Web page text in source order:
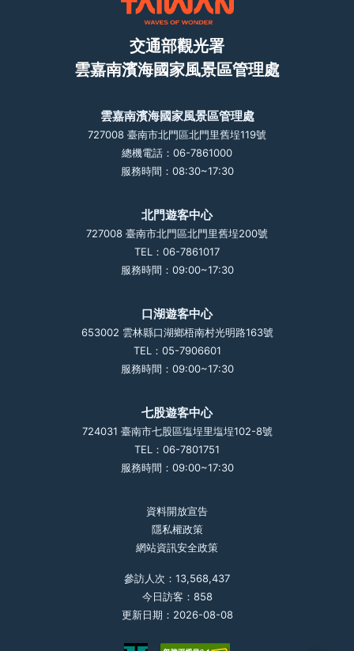
交通部觀光署
雲嘉南濱海國家風景區管理處
雲嘉南濱海國家風景區管理處
727008 臺南市北門區北門里舊埕119號
總機電話：06-7861000
服務時間：08:30~17:30
北門遊客中心
727008 臺南市北門區北門里舊埕200號
TEL：06-7861017
服務時間：09:00~17:30
口湖遊客中心
653002 雲林縣口湖鄉梧南村光明路163號
TEL：05-7906601
服務時間：09:00~17:30
七股遊客中心
724031 臺南市七股區塩埕里塩埕102-8號
TEL：06-7801751
服務時間：09:00~17:30
資料開放宣告
隱私權政策
網站資訊安全政策
參訪人次：13,568,437
今日訪客：858
更新日期：2026-08-08